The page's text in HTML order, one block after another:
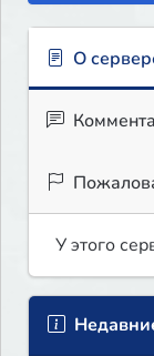
О
У этого